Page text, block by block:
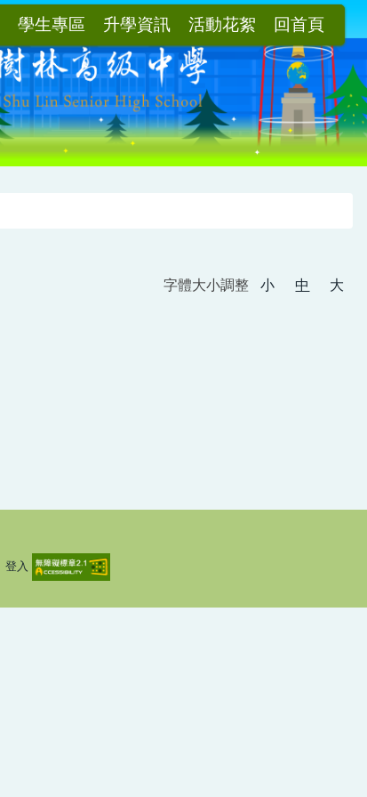
學生專區 升學資訊 活動花絮 回首頁
字體大小調整 小 中
大
登入